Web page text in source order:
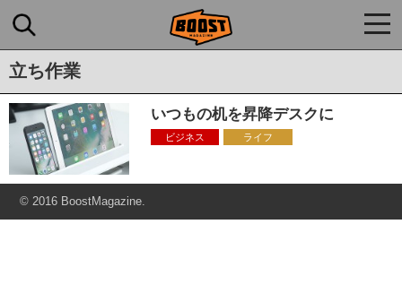
立ち作業
いつもの机を昇降デスクに
ビジネス ライフ
© 2016 BoostMagazine.